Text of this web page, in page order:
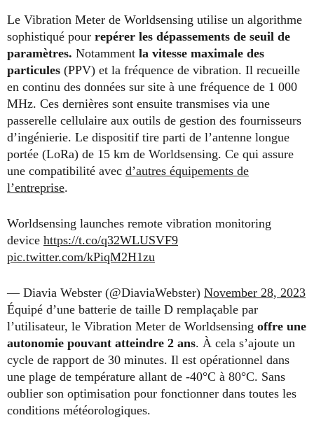
Le Vibration Meter de Worldsensing utilise un algorithme
sophistiqué pour repérer les dépassements de seuil de
paramètres. Notamment la vitesse maximale des
particules (PPV) et la fréquence de vibration. Il recueille
en continu des données sur site à une fréquence de 1 000
MHz. Ces dernières sont ensuite transmises via une
passerelle cellulaire aux outils de gestion des fournisseurs
d’ingénierie. Le dispositif tire parti de l’antenne longue
portée (LoRa) de 15 km de Worldsensing. Ce qui assure
une compatibilité avec d’autres équipements de
l’entreprise.
Worldsensing launches remote vibration monitoring
device https://t.co/q32WLUSVF9
pic.twitter.com/kPiqM2H1zu
— Diavia Webster (@DiaviaWebster) November 28, 2023
Équipé d’une batterie de taille D remplaçable par
l’utilisateur, le Vibration Meter de Worldsensing offre une
autonomie pouvant atteindre 2 ans. À cela s’ajoute un
cycle de rapport de 30 minutes. Il est opérationnel dans
une plage de température allant de -40°C à 80°C. Sans
oublier son optimisation pour fonctionner dans toutes les
conditions météorologiques.